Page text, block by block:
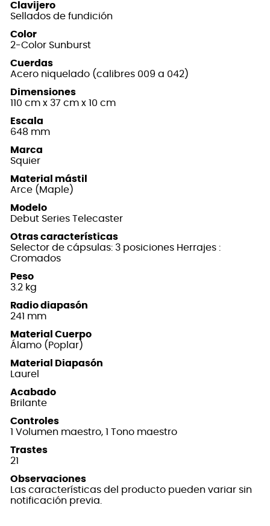
Clavijero
Sellados de fundición
Color
2-Color Sunburst
Cuerdas
Acero niquelado (calibres 009 a 042)
Dimensiones
110 cm x 37 cm x 10 cm
Escala
648 mm
Marca
Squier
Material mástil
Arce (Maple)
Modelo
Debut Series Telecaster
Otras características
Selector de cápsulas: 3 posiciones Herrajes :
Cromados
Peso
3.2 kg
Radio diapasón
241 mm
Material Cuerpo
Álamo (Poplar)
Material Diapasón
Laurel
Acabado
Brilante
Controles
1 Volumen maestro, 1 Tono maestro
Trastes
21
Observaciones
Las características del producto pueden variar sin
notificación previa.